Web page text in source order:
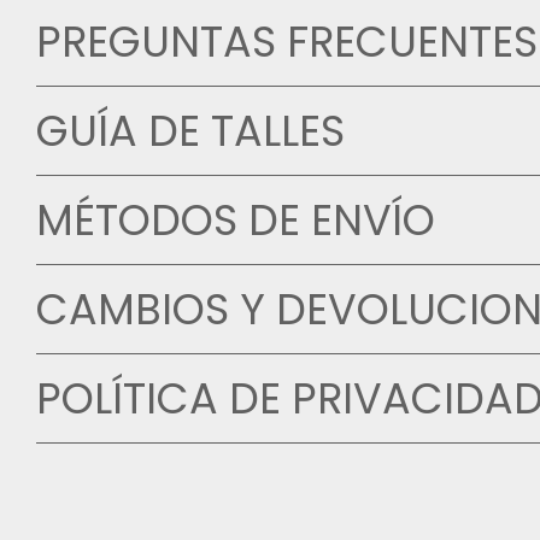
PREGUNTAS FRECUENTES
GUÍA DE TALLES
MÉTODOS DE ENVÍO
CAMBIOS Y
POLÍTICA DE